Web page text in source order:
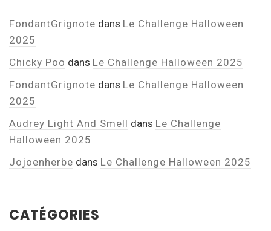
FondantGrignote dans Le Challenge Halloween
2025
Chicky Poo dans Le Challenge Halloween 2025
FondantGrignote dans Le Challenge Halloween
2025
Audrey Light And Smell dans Le Challenge
Halloween 2025
Jojoenherbe dans Le Challenge Halloween 2025
CATÉGORIES